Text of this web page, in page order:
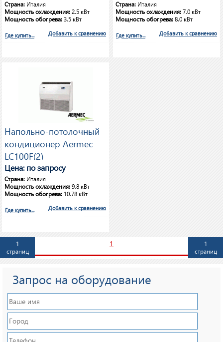
Страна: Италия
Мощность охлаждения: 2.5 кВт
Мощность обогрева: 3.5 кВт
Добавить к сравнению
Где купить...
Страна: Италия
Мощность охлаждения:7.0 кВт
Мощность обогрева:8.0 кВт
Добавить к сравнению
Где купить...
Напольно-потолочный
кондиционер Aermec
LC100F(2)
Цена: по запросу
Страна: Италия
Мощность охлаждения: 9.8 кВт
Мощность обогрева: 10.78 кВт
Добавить к сравнению
Где купить...
1
страниц
1
страниц
1
Запрос на оборудование